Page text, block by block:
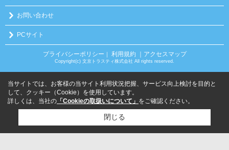
お問い合わせ
PCサイト
プライバシーポリシー ｜ 利用規約 ｜アクセスマップ
Copyright(c) 文京トラスティ株式会社 All rights reserved.
当サイトでは、お客様の当サイト利用状況把握、サービス向上検討を目的と
して、クッキー（Cookie）を使用しています。
詳しくは、当社の 「Cookieの取扱いについて」 をご確認ください。
閉じる